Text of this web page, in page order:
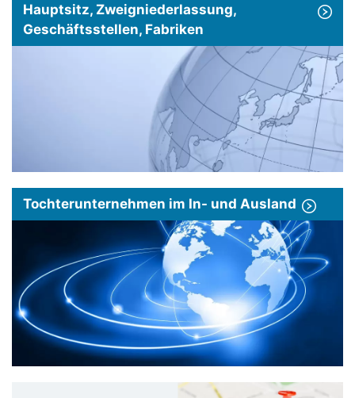
Hauptsitz, Zweigniederlassung,
Geschäftsstellen, Fabriken
Tochterunternehmen im In- und Ausland